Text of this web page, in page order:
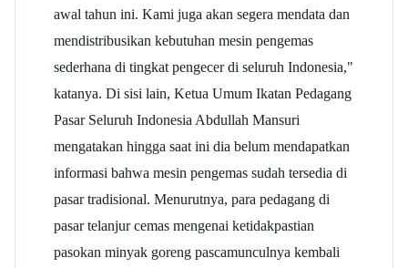
awal tahun ini. Kami juga akan segera mendata dan
mendistribusikan kebutuhan mesin pengemas
sederhana di tingkat pengecer di seluruh Indonesia,"
katanya. Di sisi lain, Ketua Umum Ikatan Pedagang
Pasar Seluruh Indonesia Abdullah Mansuri
mengatakan hingga saat ini dia belum mendapatkan
informasi bahwa mesin pengemas sudah tersedia di
pasar tradisional. Menurutnya, para pedagang di
pasar telanjur cemas mengenai ketidakpastian
pasokan minyak goreng pascamunculnya kembali